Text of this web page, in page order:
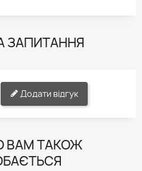
ЗАПИТАННЯ
Додати відгук
ТАКОЖ